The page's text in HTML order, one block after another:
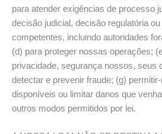
para atender exigências de processo
decisão judicial, decisão regulatória
competentes, incluindo autoridades
(d) para proteger nossas operações;
privacidade, segurança nossos, seus
detectar e prevenir fraude; (g)
disponíveis ou limitar danos que
outros modos permitidos por lei.